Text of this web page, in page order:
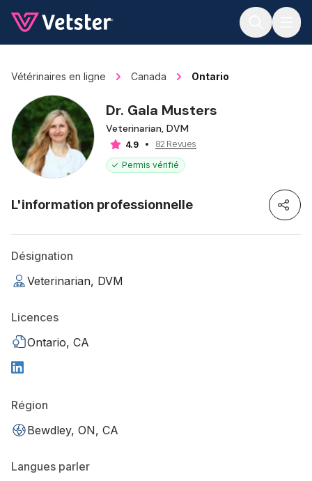
Vétérinaires en ligne Canada Ontario
Dr. Gala Musters
Veterinarian, DVM
4.9
82 Revues
Permis vérifié
L'information professionnelle
Désignation
Veterinarian, DVM
Licences
Ontario, CA
Région
Bewdley, ON, CA
Langues parler